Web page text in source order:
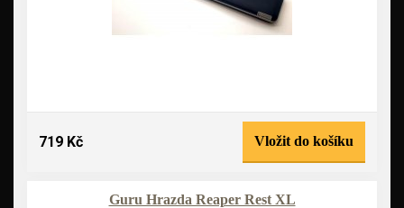
719 Kč Vložit do košíku
Guru Hrazda Reaper Rest XL